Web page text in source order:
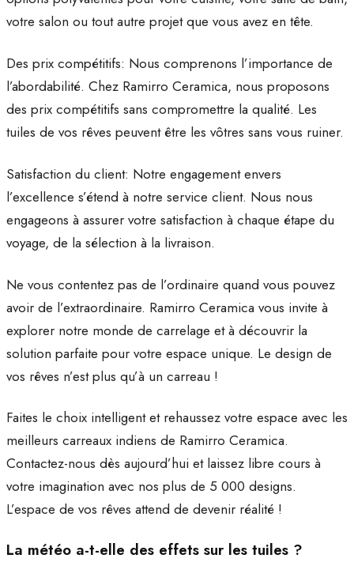
votre salon ou tout autre projet que vous avez en tête.
Des prix compétitifs: Nous comprenons l’importance de
l’abordabilité. Chez Ramirro Ceramica, nous proposons
des prix compétitifs sans compromettre la qualité. Les
tuiles de vos rêves peuvent être les vôtres sans vous ruiner.
Satisfaction du client: Notre engagement envers
l’excellence s’étend à notre service client. Nous nous
engageons à assurer votre satisfaction à chaque étape du
voyage, de la sélection à la livraison.
Ne vous contentez pas de l’ordinaire quand vous pouvez
avoir de l’extraordinaire. Ramirro Ceramica vous invite à
explorer notre monde de carrelage et à découvrir la
solution parfaite pour votre espace unique. Le design de
vos rêves n’est plus qu’à un carreau !
Faites le choix intelligent et rehaussez votre espace avec les
meilleurs carreaux indiens de Ramirro Ceramica.
Contactez-nous dès aujourd’hui et laissez libre cours à
votre imagination avec nos plus de 5 000 designs.
L’espace de vos rêves attend de devenir réalité !
La météo a-t-elle des effets sur les tuiles ?